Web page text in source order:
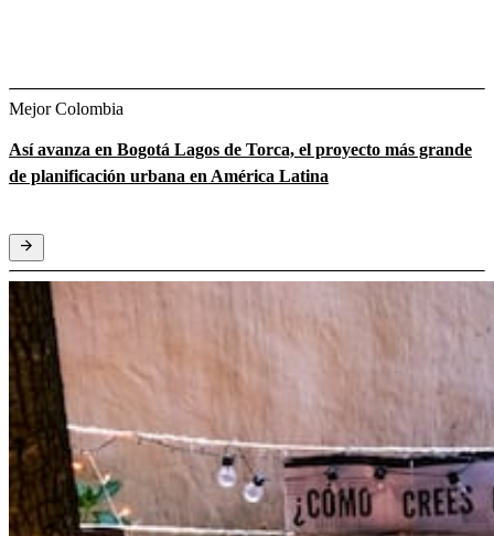
Mejor Colombia
Así avanza en Bogotá Lagos de Torca, el proyecto más grande
de planificación urbana en América Latina